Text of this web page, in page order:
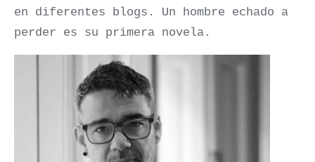
en diferentes blogs. Un hombre echado a
perder es su primera novela.